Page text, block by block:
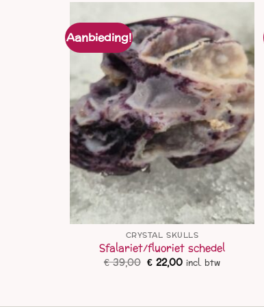
Aanbieding!
CRYSTAL SKULLS
Sfalariet/fluoriet schedel
€39,00 Oorspronkelijke
prijs
€22,00Huidige
prijs
incl. btw